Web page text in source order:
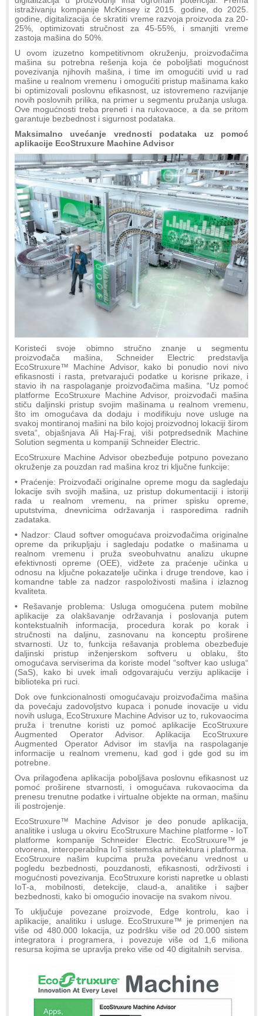
istraživanju kompanije McKinsey iz 2015. godine, do 2025.
godine, digitalizacija će skratiti vreme razvoja proizvoda za 20-
25%, optimizovati stručnost za 45-55%, i smanjiti vreme
zastoja mašina do 50%.
U ovom izuzetno kompetitivnom okruženju, proizvođačima
mašina su potrebna rešenja koja će poboljšati mogućnost
povezivanja njihovih mašina, i time im omogućiti uvid u rad
mašine u realnom vremenu i omogućiti pristup mašinama kako
bi optimizovali poslovnu efikasnost, uz istovremeno razvijanje
novih poslovnih prilika, na primer u segmentu pružanja usluga.
Ove mogućnosti treba preneti i na rukovaoce, a da se pritom
garantuje bezbednost i sigurnost podataka.
Maksimalno uvećanje vrednosti podataka uz pomoć
aplikacije EcoStruxure Machine Advisor
Koristeći svoje obimno stručno znanje u segmentu
proizvođača mašina, Schneider Electric predstavlja
EcoStruxure™ Machine Advisor, kako bi ponudio novi nivo
efikasnosti i rasta, pretvarajući podatke u korisne prikaze, i
stavio ih na raspolaganje proizvođačima mašina. “Uz pomoć
platforme EcoStruxure Machine Advisor, proizvođači mašina
stiču daljinski pristup svojim mašinama u realnom vremenu,
što im omogućava da dodaju i modifikuju nove usluge na
svakoj montiranoj mašini na bilo kojoj proizvodnoj lokaciji širom
sveta“, objašnjava Ali Haj-Fraj, viši potpredsednik Machine
Solution segmenta u kompaniji Schneider Electric.
EcoStruxure Machine Advisor obezbeđuje potpuno povezano
okruženje za pouzdan rad mašina kroz tri ključne funkcije:
• Praćenje: Proizvođači originalne opreme mogu da sagledaju
lokacije svih svojih mašina, uz pristup dokumentaciji i istoriji
rada u realnom vremenu, na primer spisku opreme,
uputstvima, dnevnicima održavanja i rasporedima radnih
zadataka.
• Nadzor: Claud softver omogućava proizvođačima originalne
opreme da prikupljaju i sagledaju podatke o mašinama u
realnom vremenu i pruža sveobuhvatnu analizu ukupne
efektivnosti opreme (OEE), vidžete za praćenje učinka u
odnosu na ključne pokazatelje učinka i druge trendove, kao i
komandne table za nadzor raspoloživosti mašina i izlaznog
kvaliteta.
• Rešavanje problema: Usluga omogućena putem mobilne
aplikacije za olakšavanje održavanja i poslovanja putem
kontekstualnih informacija, procedura korak po korak i
stručnosti na daljinu, zasnovanu na konceptu proširene
stvarnosti. Uz to, funkcija rešavanja problema obezbeđuje
daljinski pristup inženjerskom softveru u oblaku, što
omogućava serviserima da koriste model “softver kao usluga“
(SaS), kako bi uvek imali odgovarajuću verziju aplikacije i
biblioteka pri ruci.
Dok ove funkcionalnosti omogućavaju proizvođačima mašina
da povećaju zadovoljstvo kupaca i ponude inovacije u vidu
novih usluga, EcoStruxure Machine Advisor uz to, rukovaocima
pruža i trenutne koristi uz pomoć aplikacije EcoStruxure
Augmented Operator Advisor. Aplikacija EcoStruxure
Augmented Operator Advisor im stavlja na raspolaganje
informacije u realnom vremenu, kad god i gde god su im
potrebne.
Ova prilagođena aplikacija poboljšava poslovnu efikasnost uz
pomoć proširene stvarnosti, i omogućava rukovaocima da
prenesu trenutne podatke i virtualne objekte na orman, mašinu
ili postrojenje.
EcoStruxure™ Machine Advisor je deo ponude aplikacija,
analitike i usluga u okviru EcoStruxure Machine platforme - IoT
platforme kompanije Schneider Electric. EcoStruxure™ je
otvorena, interoperabilna IoT sistemska arhitektura i platforma.
EcoStruxure našim kupcima pruža povećanu vrednost u
pogledu bezbednosti, pouzdanosti, efikasnosti, održivosti i
mogućnosti povezivanja. EcoStruxure koristi napretke u oblasti
IoT-a, mobilnosti, detekcije, claud-a, analitike i sajber
bezbednosti, kako bi omogućio inovacije na svakom nivou.
To uključuje povezane proizvode, Edge kontrolu, kao i
aplikacije, analitiku i usluge. EcoStruxure™ je primenjen na
više od 480.000 lokacija, uz podršku više od 20.000 sistem
integratora i programera, i povezuje više od 1,6 miliona
resursa kojima se upravlja preko više od 40 digitalnih servisa.